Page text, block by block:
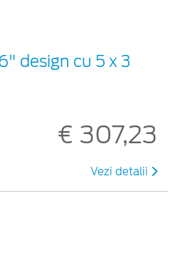
design cu 5 x 3
€ 307,23
Vezi detalii